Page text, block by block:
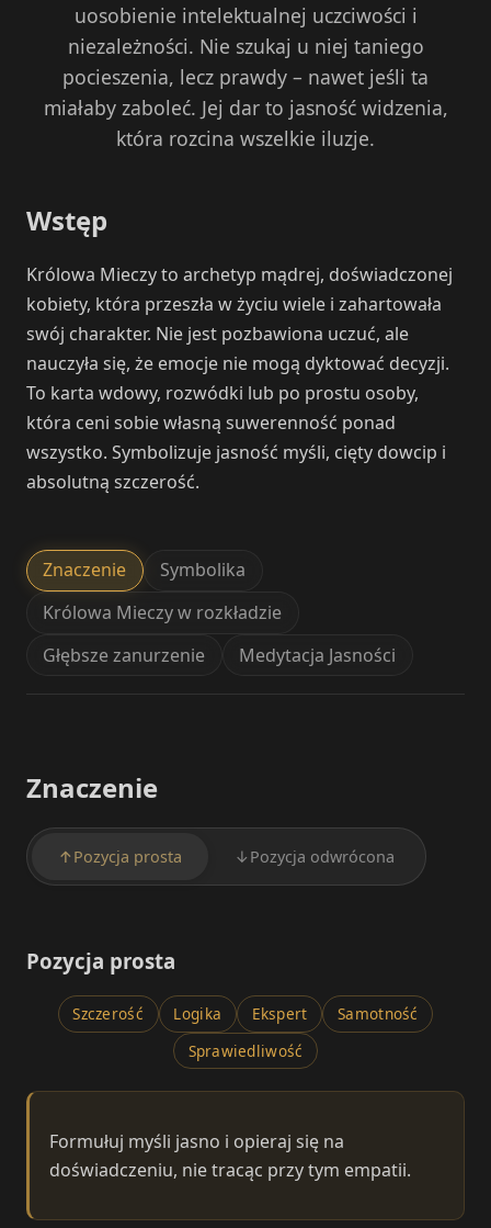
uosobienie intelektualnej uczciwości i
niezależności. Nie szukaj u niej taniego
pocieszenia, lecz prawdy – nawet jeśli ta
miałaby zaboleć. Jej dar to jasność widzenia,
która rozcina wszelkie iluzje.
Wstęp
Królowa Mieczy to archetyp mądrej, doświadczonej
kobiety, która przeszła w życiu wiele i zahartowała
swój charakter. Nie jest pozbawiona uczuć, ale
nauczyła się, że emocje nie mogą dyktować decyzji.
To karta wdowy, rozwódki lub po prostu osoby,
która ceni sobie własną suwerenność ponad
wszystko. Symbolizuje jasność myśli, cięty dowcip i
absolutną szczerość.
Znaczenie
Symbolika
Królowa Mieczy w rozkładzie
Głębsze zanurzenie
Medytacja Jasności
Znaczenie
↑ Pozycja prosta ↓ Pozycja odwrócona
Pozycja prosta
Szczerość Logika Ekspert
Samotność
Sprawiedliwość
Formułuj myśli jasno i opieraj się na
doświadczeniu, nie tracąc przy tym empatii.